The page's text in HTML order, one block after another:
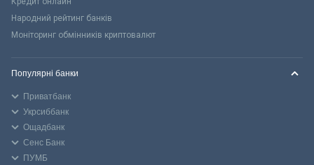
Народний рейтинг банків
Моніторинг обмінників криптовалют
Популярні банки
Приватбанк
Укрсиббанк
Ощадбанк
Сенс Банк
ПУМБ